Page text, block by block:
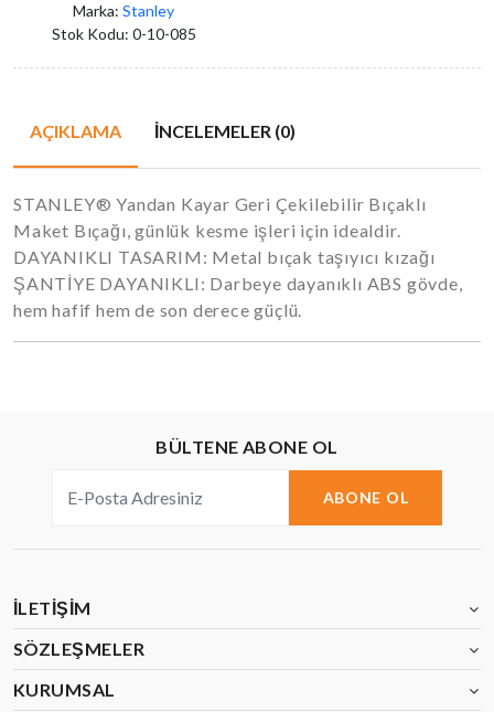
Marka: Stanley
Stok Kodu: 0-10-085
AÇIKLAMA İNCELEMELER (0)
STANLEY® Yandan Kayar Geri Çekilebilir Bıçaklı
Maket Bıçağı, günlük kesme işleri için idealdir.
DAYANIKLI TASARIM: Metal bıçak taşıyıcı kızağı
ŞANTİYE DAYANIKLI: Darbeye dayanıklı ABS gövde,
hem hafif hem de son derece güçlü.
BÜLTENE ABONE OL
ABONE OL
İLETIŞIM
SÖZLEŞMELER
KURUMSAL